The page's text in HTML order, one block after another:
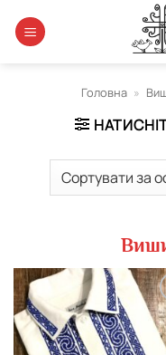
Головна »